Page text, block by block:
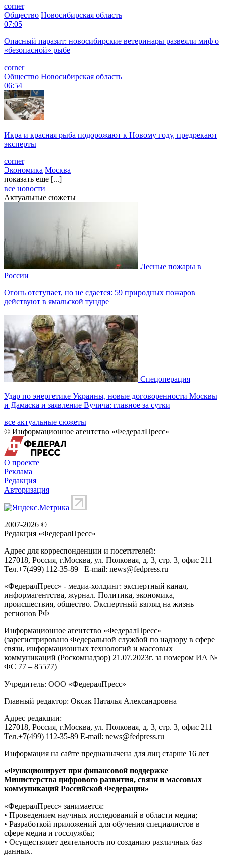
corner
Общество Новосибирская область
07:05
Опасный паразит: новосибирские ветеринары развеяли миф о
«безопасной» рыбе
corner
Общество Новосибирская область
06:54
Икра и красная рыба подорожают к Новому году, предрекают
эксперты
corner
Экономика Москва
показать еще [...]
все новости
Актуальные сюжеты
Лесные пожары в
России
Огонь отступает, но не сдается: 59 природных пожаров
действуют в ямальской тундре
Спецоперация
Удар по энергетике Украины, новые договоренности Москвы
и Дамаска и заявление Вучича: главное за сутки
все актуальные сюжеты
© Информационное агентство «ФедералПресс»
О проекте
Реклама
Редакция
Авторизация
2007-2026 ©
Редакция «ФедералПресс»
Адрес для корреспонденции и посетителей:
127018, Россия, г.Москва, ул. Полковая, д. 3, стр. 3, офис 211
Тел.+7(499) 112-35-89 E-mail: news@fedpress.ru
«ФедералПресс» - медиа-холдинг: экспертный канал,
информагентства, журнал. Политика, экономика,
происшествия, общество. Экспертный взгляд на жизнь
регионов РФ
Информационное агентство «ФедералПресс»
(зарегистрировано Федеральной службой по надзору в сфере
связи, информационных технологий и массовых
коммуникаций (Роскомнадзор) 21.07.2023г. за номером ИА №
ФС 77 – 85577)
Учредитель: ООО «ФедералПресс»
Главный редактор: Оксак Наталья Александровна
Адрес редакции:
127018, Россия, г.Москва, ул. Полковая, д. 3, стр. 3, офис 211
Тел.+7(499) 112-35-89 E-mail: news@fedpress.ru
Информация на сайте предназначена для лиц старше 16 лет
«Функционирует при финансовой поддержке
Министерства цифрового развития, связи и массовых
коммуникаций Российской Федерации»
«ФедералПресс» занимается:
• Проведением научных исследований в области медиа;
• Разработкой приложений для обучения специалистов в
сфере медиа и госслужбы;
• Осуществляет деятельность по созданию различных баз
данных.